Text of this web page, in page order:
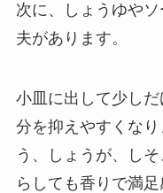
次に、しょうゆや
夫があります。
小皿に出して少し
分を抑えやすくな
う、しょうが、し
らしても香りで満足